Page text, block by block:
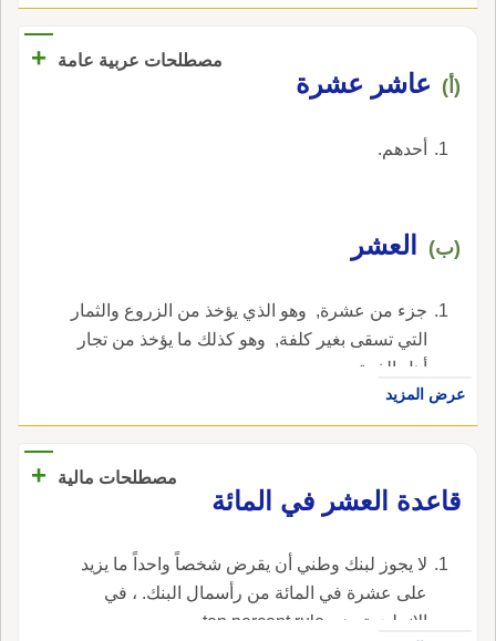
مصطلحات عربية عامة +
(أ) عاشر عشرة
أحدهم.
(ب) العشر
جزء من عشرة‏, ‏ وهو الذي يؤخذ من الزروع والثمار
التي تسقى بغير كلفة‏, ‏ وهو كذلك ما يؤخذ من تجار
أهل الذمة‏.‏.
عرض المزيد
مصطلحات مالية
+
قاعدة العشر في المائة
لا يجوز لبنك وطني أن يقرض شخصاً واحداً ما يزيد
على عشرة في المائة من رأسمال البنك. ، في
الإنجليزية، هي ten percent rule.